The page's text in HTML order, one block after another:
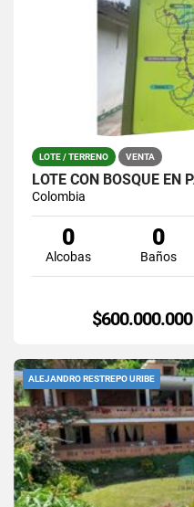
LOTE / TERRENO VENTA
Colombia
0
Alcobas
0
Baños
$600.000.000
ALEJANDRO RESTREPO URIBE